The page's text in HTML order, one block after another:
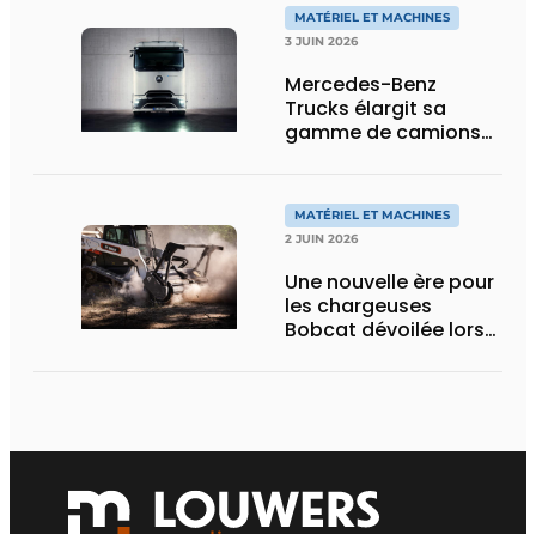
MATÉRIEL ET MACHINES
3 JUIN 2026
Mercedes-Benz
Trucks élargit sa
gamme de camions
eActros Lowliner
MATÉRIEL ET MACHINES
2 JUIN 2026
Une nouvelle ère pour
les chargeuses
Bobcat dévoilée lors